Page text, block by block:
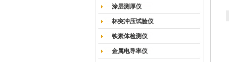
涂层测厚仪
杯突冲压试验仪
铁素体检测仪
金属电导率仪